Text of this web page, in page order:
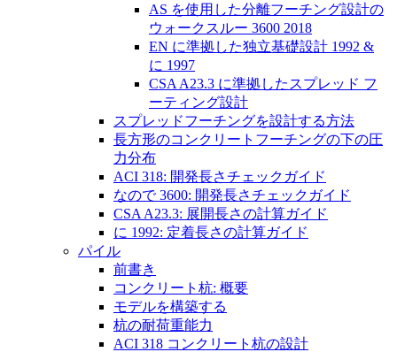
AS を使用した分離フーチング設計の
ウォークスルー 3600 2018
EN に準拠した独立基礎設計 1992 &
に 1997
CSA A23.3 に準拠したスプレッド フ
ーティング設計
スプレッドフーチングを設計する方法
長方形のコンクリートフーチングの下の圧
力分布
ACI 318: 開発長さチェックガイド
なので 3600: 開発長さチェックガイド
CSA A23.3: 展開長さの計算ガイド
に 1992: 定着長さの計算ガイド
パイル
前書き
コンクリート杭: 概要
モデルを構築する
杭の耐荷重能力
ACI 318 コンクリート杭の設計